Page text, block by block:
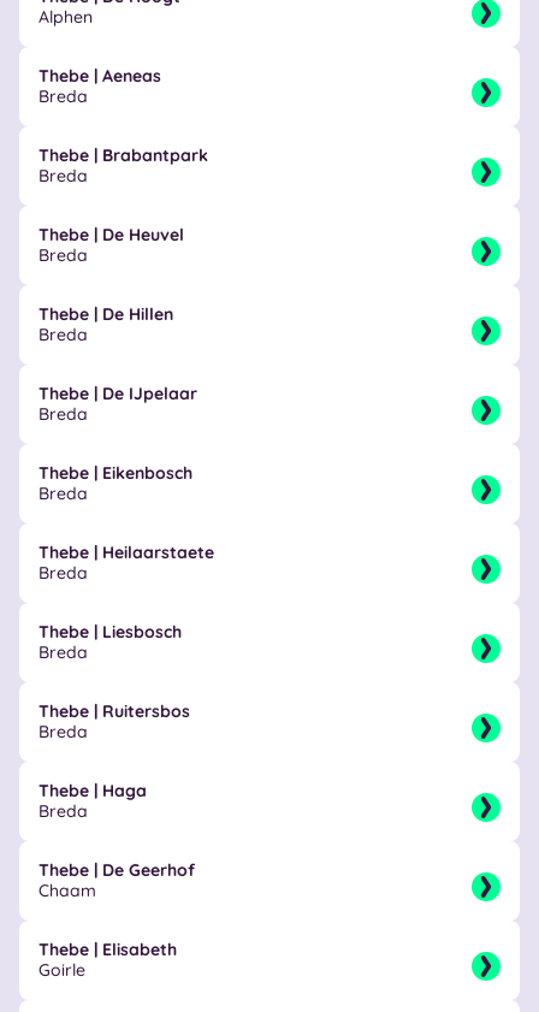
Alphen
Thebe | Aeneas
Breda
Thebe | Brabantpark
Breda
Thebe | De Heuvel
Breda
Thebe | De Hillen
Breda
Thebe | De IJpelaar
Breda
Thebe | Eikenbosch
Breda
Thebe | Heilaarstaete
Breda
Thebe | Liesbosch
Breda
Thebe | Ruitersbos
Breda
Thebe | Haga
Breda
Thebe | De Geerhof
Chaam
Thebe | Elisabeth
Goirle